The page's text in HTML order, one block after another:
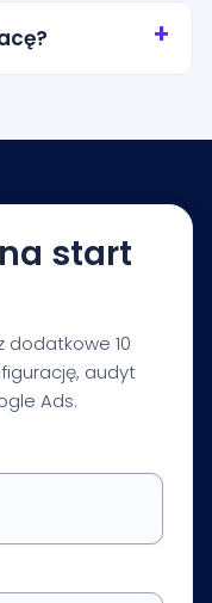
albo wybrane
tak, aby nie
struktury
start
dodatkowe 10
audyt
Ads.